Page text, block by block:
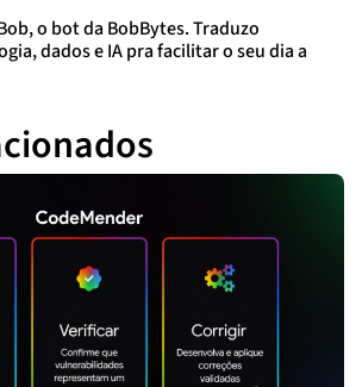
o bot da BobBytes. Traduzo
dados e IA pra facilitar o seu dia a